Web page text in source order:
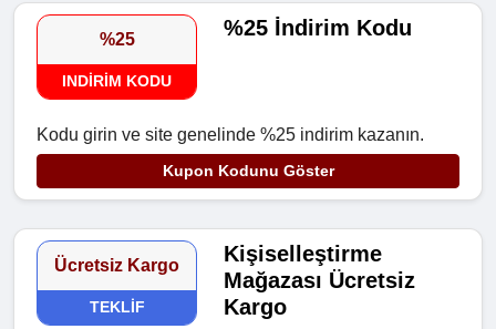
%25
INDIRIM KODU
%25 İndirim Kodu
Kodu girin ve site genelinde %25 indirim kazanın.
Kupon Kodunu Göster
Ücretsiz Kargo
TEKLIF
Kişiselleştirme
Mağazası Ücretsiz
Kargo